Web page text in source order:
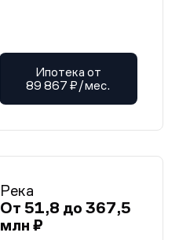
Ипотека от
89 867 ₽/мес.
Река
От 51,8 до 367,5
млн ₽